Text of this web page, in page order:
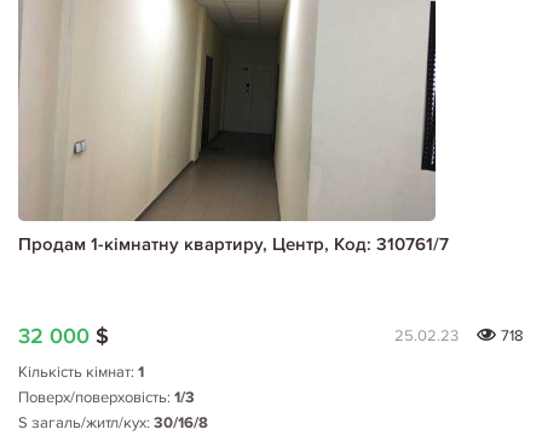
Продам 1-кімнатну квартиру, Центр, Код: 310761/7
32 000 $ 25.02.23
718
Кількість кімнат: 1
Поверх/поверховість: 1/3
S загаль/житл/кух: 30/16/8